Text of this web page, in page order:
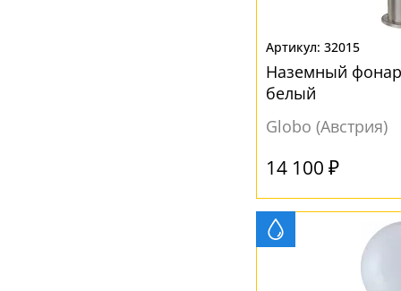
32015
Наземный
белый
Globo (Австрия)
14 100 ₽